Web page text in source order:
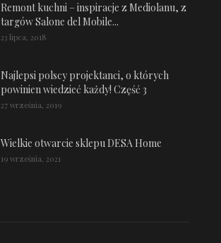
Remont kuchni – inspiracje z Mediolanu, z
targów Salone del Mobile...
23 lipca, 2018
Najlepsi polscy projektanci, o których
powinien wiedzieć każdy! Część 3
27 września, 2019
Wielkie otwarcie sklepu DESA Home
19 września, 2021